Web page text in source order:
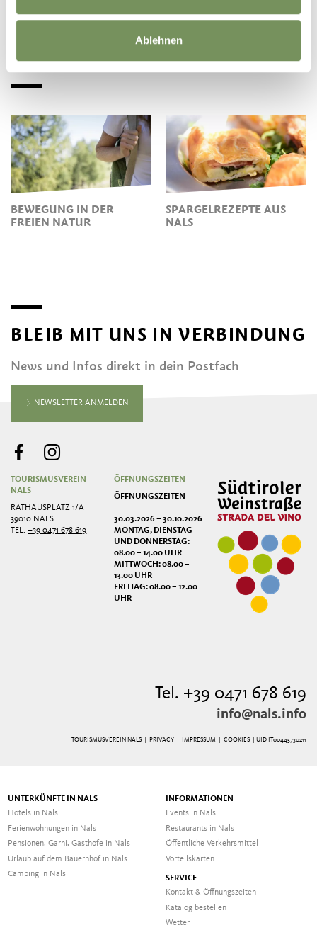
Ablehnen
BEWEGUNG IN DER
FREIEN NATUR
SPARGELREZEPTE AUS
NALS
BLEIB MIT UNS IN VERBINDUNG
News und Infos direkt in dein Postfach
NEWSLETTER ANMELDEN
TOURISMUSVEREIN
NALS
RATHAUSPLATZ 1/A
39010 NALS
TEL.+39 0471 678 619
ÖFFNUNGSZEITEN
ÖFFNUNGSZEITEN
30.03.2026 – 30.10.2026
MONTAG, DIENSTAG
UND DONNERSTAG:
08.00 – 14.00 UHR
MITTWOCH: 08.00 –
13.00 UHR
FREITAG: 08.00 – 12.00
UHR
Tel. +39 0471 678 619
info@nals.info
TOURISMUSVEREIN NALS | PRIVACY| IMPRESSUM COOKIES | UID IT00445730211
UNTERKÜNFTE IN NALS
Hotels in Nals
Ferienwohnungen in Nals
Pensionen, Garni, Gasthöfe in Nals
Urlaub auf dem Bauernhof in Nals
Camping in Nals
INFORMATIONEN
Events in Nals
Restaurants in Nals
Öffentliche Verkehrsmittel
Vorteilskarten
SERVICE
Kontakt & Öffnungszeiten
Katalog bestellen
Wetter